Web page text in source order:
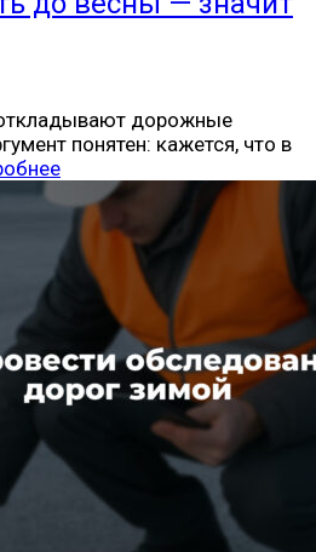
дорожные
понятен: кажется, что в